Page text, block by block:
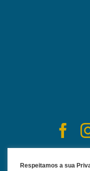
Respeitamos a sua